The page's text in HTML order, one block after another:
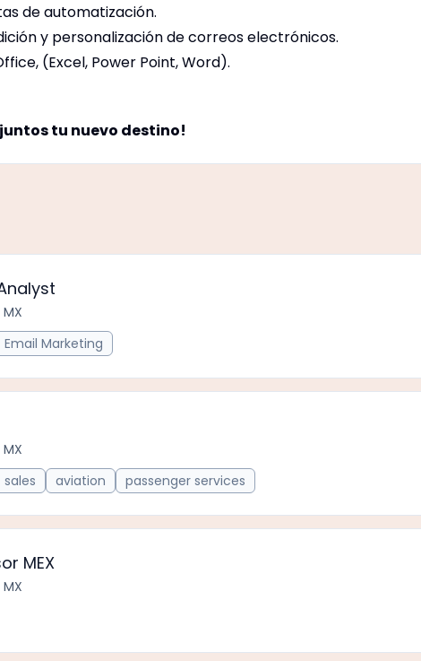
de automatización.
y personalización de correos electrónicos.
(Excel, Power Point, Word).
tu nuevo destino!
Email Marketing
sales aviation passenger services
MEX